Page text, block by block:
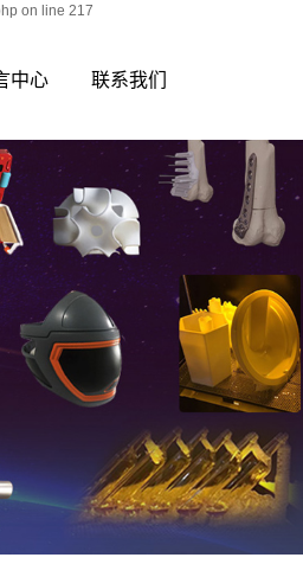
on line 217
中心 联系我们